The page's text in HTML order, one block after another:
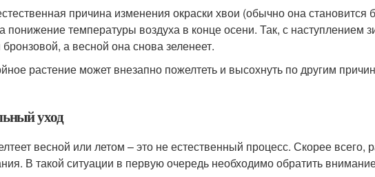
причина изменения окраски хвои (обычно она становится
понижение температуры воздуха в конце осени. Так, с наступлением
бронзовой, а весной она снова зеленеет.
растение может внезапно пожелтеть и высохнуть по другим
уход
весной или летом – это не естественный процесс. Скорее всего,
В такой ситуации в первую очередь необходимо обратить